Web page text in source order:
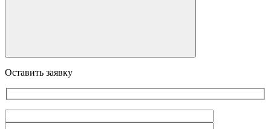
Оставить заявку